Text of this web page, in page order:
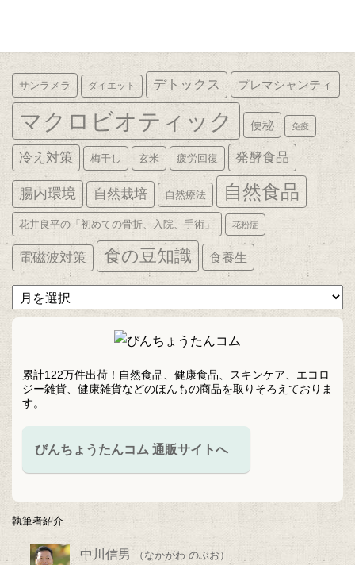
サンラメラ ダイエット デトックス プレマシャンティ
マクロビオティック 便秘 免疫
冷え対策 梅干し 玄米 疲労回復 発酵食品
腸内環境 自然栽培 自然療法 自然食品
花井良平の「初めての骨折、入院、手術」 花粉症
電磁波対策 食の豆知識 食養生
ア
ー
カ
累計122万件出荷！自然食品、健康食品、スキンケア、エコロ
ジー雑貨、健康雑貨などのほんもの商品を取りそろえておりま
す。
びんちょうたんコム 通販サイトへ
執筆者紹介
中川信男
（なかがわ のぶお）